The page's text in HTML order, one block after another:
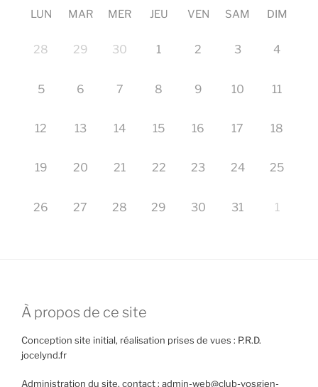
LUN MAR MER JEU VEN SAM DIM
28 29 30 1 2 3 4
5 6 7 8 9 10 11
12 13 14 15 16 17 18
19 20 21 22 23 24 25
26 27 28 29 30 31 1
À propos de ce site
Conception site initial, réalisation prises de vues : P.R.D.
jocelynd.fr
Administration du site, contact : admin-web@club-vosgien-